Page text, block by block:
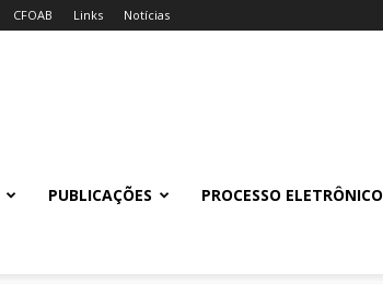
CFOAB Links Notícias
PUBLICAÇÕES PROCESSO ELETRÔNICO